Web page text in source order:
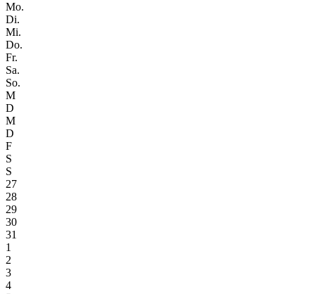
Mo.
Di.
Mi.
Do.
Fr.
Sa.
So.
M
D
M
D
F
S
S
27
28
29
30
31
1
2
3
4